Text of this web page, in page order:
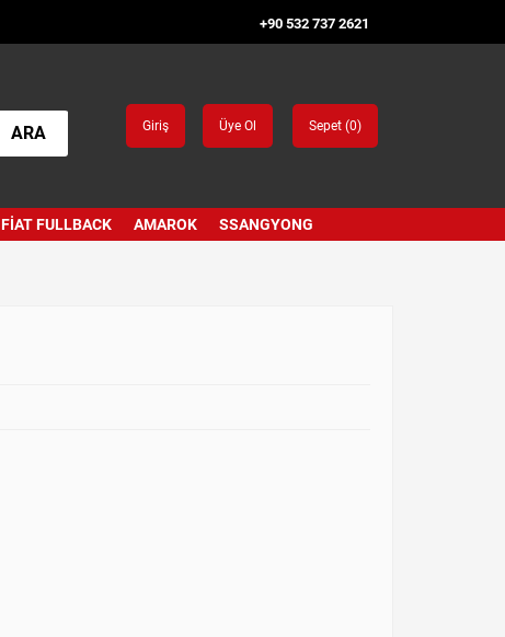
+90 532 737 2621
ARA Giriş Üye Ol Sepet (0)
FIAT FULLBACK AMAROK SSANGYONG